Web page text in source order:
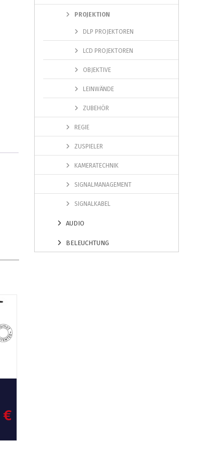
€
PROJEKTION
DLP PROJEKTOREN
LCD PROJEKTOREN
OBJEKTIVE
LEINWÄNDE
ZUBEHÖR
REGIE
ZUSPIELER
KAMERATECHNIK
SIGNALMANAGEMENT
SIGNALKABEL
AUDIO
BELEUCHTUNG